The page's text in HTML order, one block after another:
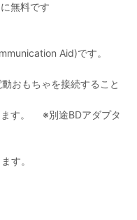
無料です
Aid)です。
おもちゃを接続すること
す。 ※別途BDアダプタ
す。